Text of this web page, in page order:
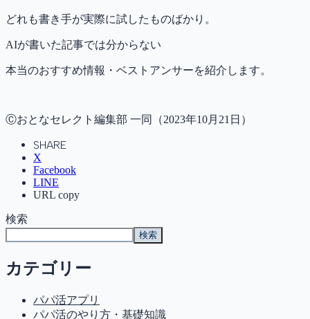
どれも書き手が実際に試したものばかり。
AIが書いた記事では分からない
本当のおすすめ情報・ベストアンサーを紹介します。
Ⓒおとなセレクト編集部 一同（2023年10月21日）
SHARE
X
Facebook
LINE
URL copy
検索
検索
カテゴリー
パパ活アプリ
パパ活のやり方・基礎知識